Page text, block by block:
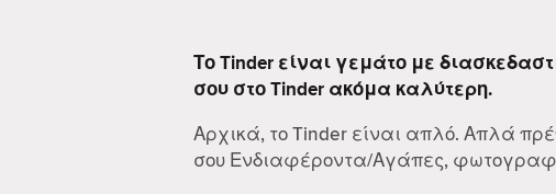
Το Tinder είναι γεμάτο με
σου στο Tinder ακόμα καλύτερη.
Αρχικά, το Tinder είναι απλό. Απλά
σου Ενδιαφέροντα/Αγάπες,